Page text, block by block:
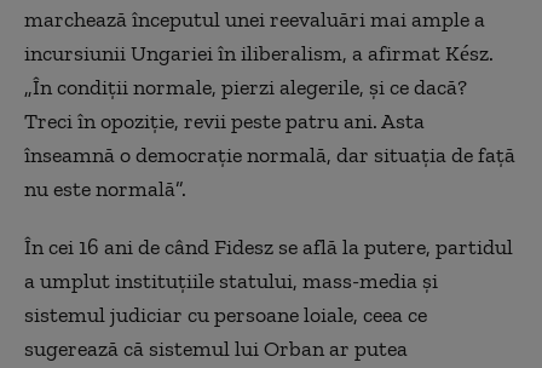
marchează începutul unei reevaluări mai ample a
incursiunii Ungariei în iliberalism, a afirmat Kész.
„În condiții normale, pierzi alegerile, și ce dacă?
Treci în opoziție, revii peste patru ani. Asta
înseamnă o democrație normală, dar situația de față
nu este normală”.
În cei 16 ani de când Fidesz se află la putere, partidul
a umplut instituțiile statului, mass-media și
sistemul judiciar cu persoane loiale, ceea ce
sugerează că sistemul lui Orban ar putea